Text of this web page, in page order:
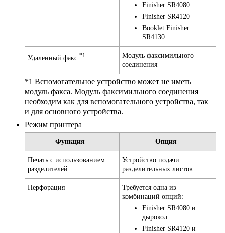
Finisher SR4080
Finisher SR4120
Booklet Finisher
SR4130
Удаленный факс *1
Модуль факсимильного
соединения
*1 Вспомогательное устройство может не иметь
модуль факса. Модуль факсимильного соединения
необходим как для вспомогательного устройства, так
и для основного устройства.
Режим принтера
Функция Опция
Печать с использованием
разделителей
Устройство подачи
разделительных листов
Перфорация
Требуется одна из
комбинаций опций:
Finisher SR4080 и
дырокол
Finisher SR4120 и